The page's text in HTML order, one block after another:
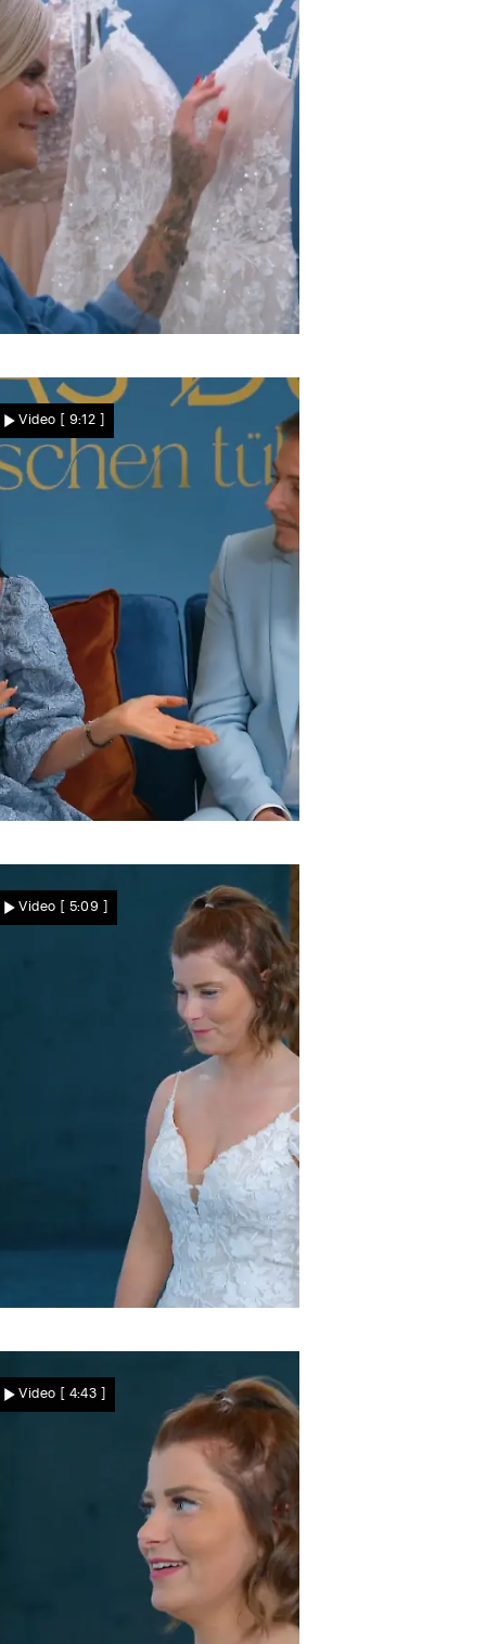
Braut Melanie verliebt sich
in Oljas Kleider
Olja weiß: manchmal
kommt es anders als man
Video [ 9:12 ]
Müssen sich Claudia und
Hannes geschlagen
Video [ 5:09 ]
Video [ 4:43 ]